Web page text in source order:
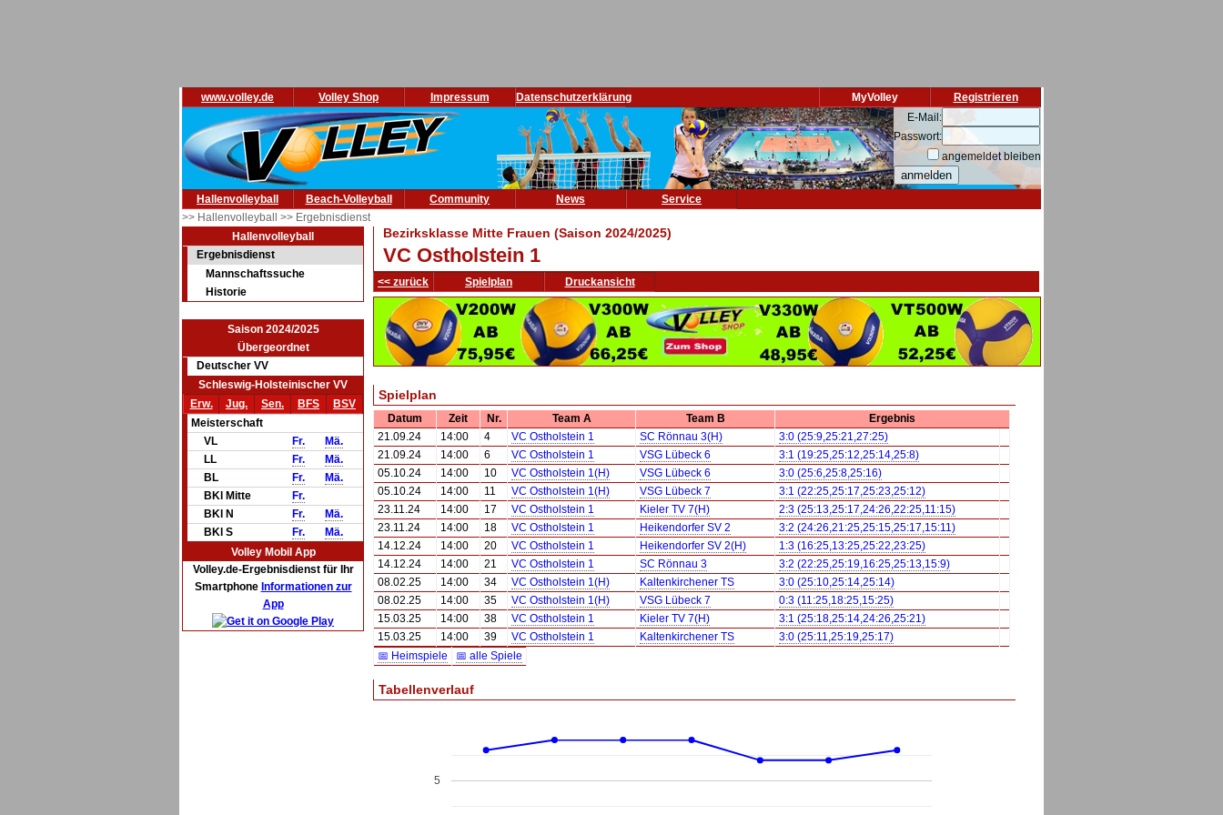
www.volley.de Volley Shop Impressum Datenschutzerklärung Registrieren
MyVolley
E-Mail:
Passwort:
angemeldet bleiben
Hallenvolleyball Beach-Volleyball Community News
Service
>> Hallenvolleyball >> Ergebnisdienst
Hallenvolleyball
Ergebnisdienst
Mannschaftssuche
Historie
Saison 2024/2025
Übergeordnet
Deutscher VV
Schleswig-Holsteinischer VV
Erw.
Jug. Sen. BFS
BSV
Meisterschaft
VL
Fr.
Mä.
LL
Fr.
Mä.
BL
Fr.
Mä.
BKl Mitte
Fr.
BKl N
Fr.
Mä.
BKl S
Fr.
Mä.
Volley Mobil App
Volley.de-Ergebnisdienst für Ihr
Smartphone Informationen zur
App
Bezirksklasse Mitte Frauen (Saison 2024/2025)
VC Ostholstein 1
<< zurück Spielplan Druckansicht
Spielplan
Datum Zeit Nr. Team A Team B
Ergebnis
21.09.24
14:00 4 VC Ostholstein 1 SC Rönnau 3(H)
3:0 (25:9,25:21,27:25)
21.09.24
14:00 6 VC Ostholstein 1 VSG Lübeck 6
3:1 (19:25,25:12,25:14,25:8)
05.10.24
14:00 10 VC Ostholstein 1(H) VSG Lübeck 6
3:0 (25:6,25:8,25:16)
05.10.24
14:00 11 VC Ostholstein 1(H) VSG Lübeck 7
3:1 (22:25,25:17,25:23,25:12)
23.11.24
14:00 17 VC Ostholstein 1 Kieler TV 7(H)
2:3 (25:13,25:17,24:26,22:25,11:15)
23.11.24
14:00 18 VC Ostholstein 1 Heikendorfer SV 2
3:2 (24:26,21:25,25:15,25:17,15:11)
14.12.24
14:00 20 VC Ostholstein 1 Heikendorfer SV 2(H)
1:3 (16:25,13:25,25:22,23:25)
14.12.24
14:00 21 VC Ostholstein 1 SC Rönnau 3
3:2 (22:25,25:19,16:25,25:13,15:9)
08.02.25
14:00 34 VC Ostholstein 1(H) Kaltenkirchener TS
3:0 (25:10,25:14,25:14)
08.02.25
14:00 35 VC Ostholstein 1(H) VSG Lübeck 7
0:3 (11:25,18:25,15:25)
15.03.25
14:00 38 VC Ostholstein 1 Kieler TV 7(H)
3:1 (25:18,25:14,24:26,25:21)
15.03.25
14:00 39 VC Ostholstein 1 Kaltenkirchener TS
3:0 (25:11,25:19,25:17)
📅 Heimspiele
📅 alle Spiele
Tabellenverlauf
5